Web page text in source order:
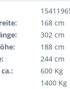
168 cm
302 cm
188 cm
244 cm
600 Kg
1400 Kg